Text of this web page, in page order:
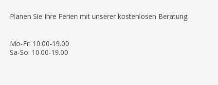
Planen Sie Ihre Ferien mit unserer kostenlosen Beratung.
Mo-Fr: 10.00-19.00
Sa-So: 10.00-19.00